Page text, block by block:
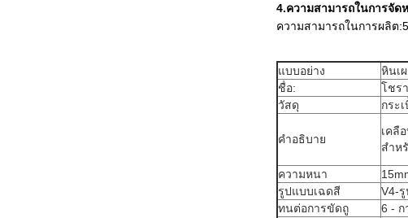
4.ความสามารถในการจัด
ความสามารถในการผลิต
แบบอย่าง
หินเ
ชื่อ:
โชร
วัสดุ
กระ
คำอธิบาย
เคลื
สำห
ความหนา
รูปแบบเฉดสี
V4-
ทนต่อการขัดถู
6 - ก